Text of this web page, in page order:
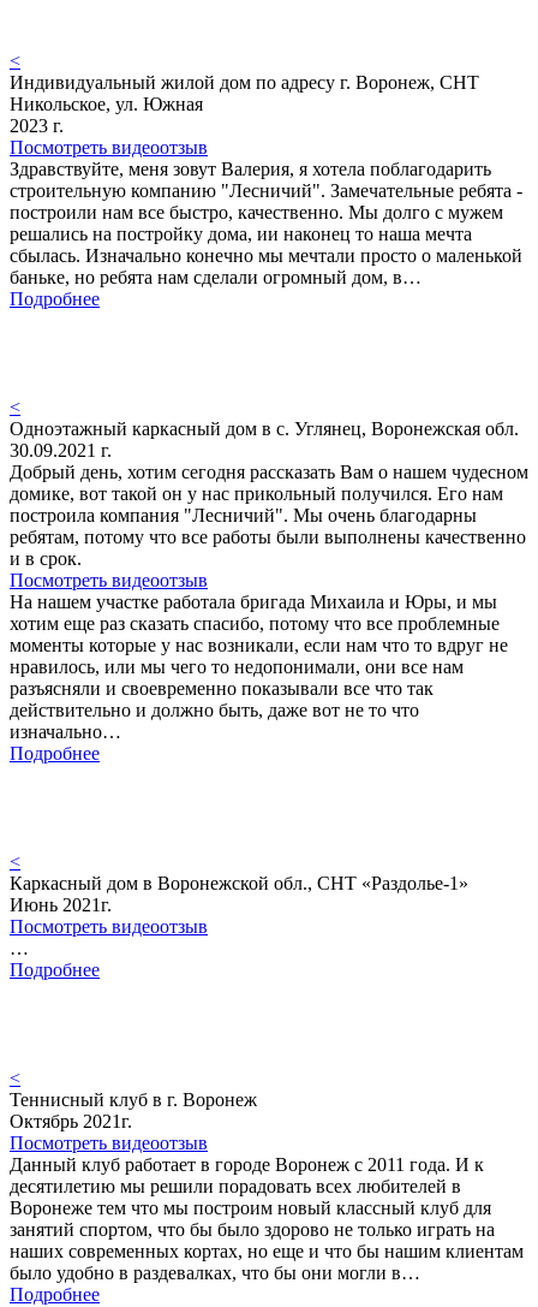
<
Индивидуальный жилой дом по адресу г. Воронеж, СНТ
Никольское, ул. Южная
2023 г.
Посмотреть видеоотзыв
Здравствуйте, меня зовут Валерия, я хотела поблагодарить
строительную компанию "Лесничий". Замечательные ребята -
построили нам все быстро, качественно. Мы долго с мужем
решались на постройку дома, ии наконец то наша мечта
сбылась. Изначально конечно мы мечтали просто о маленькой
баньке, но ребята нам сделали огромный дом, в…
Подробнее
<
Одноэтажный каркасный дом в с. Углянец, Воронежская обл.
30.09.2021 г.
Добрый день, хотим сегодня рассказать Вам о нашем чудесном
домике, вот такой он у нас прикольный получился. Его нам
построила компания "Лесничий". Мы очень благодарны
ребятам, потому что все работы были выполнены качественно
и в срок.
Посмотреть видеоотзыв
На нашем участке работала бригада Михаила и Юры, и мы
хотим еще раз сказать спасибо, потому что все проблемные
моменты которые у нас возникали, если нам что то вдруг не
нравилось, или мы чего то недопонимали, они все нам
разъясняли и своевременно показывали все что так
действительно и должно быть, даже вот не то что
изначально…
Подробнее
<
Каркасный дом в Воронежской обл., СНТ «Раздолье-1»
Июнь 2021г.
Посмотреть видеоотзыв
…
Подробнее
<
Теннисный клуб в г. Воронеж
Октябрь 2021г.
Посмотреть видеоотзыв
Данный клуб работает в городе Воронеж с 2011 года. И к
десятилетию мы решили порадовать всех любителей в
Воронеже тем что мы построим новый классный клуб для
занятий спортом, что бы было здорово не только играть на
наших современных кортах, но еще и что бы нашим клиентам
было удобно в раздевалках, что бы они могли в…
Подробнее